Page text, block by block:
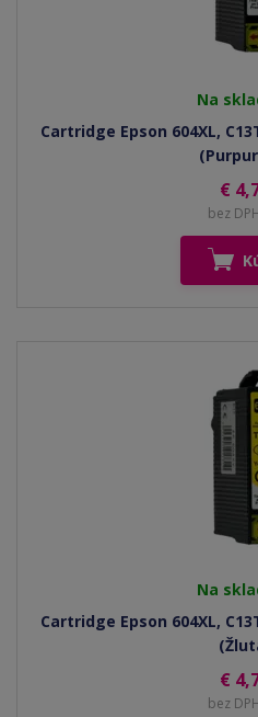
Na
Cartridge Epson 604XL,
€
bez
Na
Cartridge Epson 604XL,
€
bez